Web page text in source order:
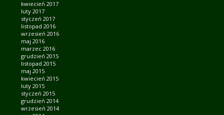
kwiecień 2017
luty 2017
styczeń 2017
listopad 2016
wrzesień 2016
maj 2016
marzec 2016
grudzień 2015
listopad 2015
maj 2015
kwiecień 2015
luty 2015
styczeń 2015
grudzień 2014
wrzesień 2014